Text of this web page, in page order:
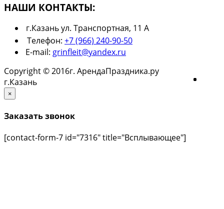
НАШИ КОНТАКТЫ:
г.Казань ул. Транспортная, 11 А
Телефон: +7 (966) 240-90-50
E-mail: grinfleit@yandex.ru
Copyright © 2016г. АрендаПраздника.ру
г.Казань
×
Заказать звонок
[contact-form-7 id="7316" title="Всплывающее"]